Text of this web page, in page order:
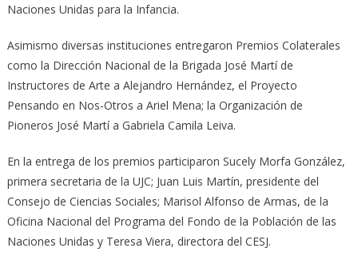
Naciones Unidas para la Infancia.
Asimismo diversas instituciones entregaron Premios Colaterales
como la Dirección Nacional de la Brigada José Martí de
Instructores de Arte a Alejandro Hernández, el Proyecto
Pensando en Nos-Otros a Ariel Mena; la Organización de
Pioneros José Martí a Gabriela Camila Leiva.
En la entrega de los premios participaron Sucely Morfa González,
primera secretaria de la UJC; Juan Luis Martín, presidente del
Consejo de Ciencias Sociales; Marisol Alfonso de Armas, de la
Oficina Nacional del Programa del Fondo de la Población de las
Naciones Unidas y Teresa Viera, directora del CESJ.